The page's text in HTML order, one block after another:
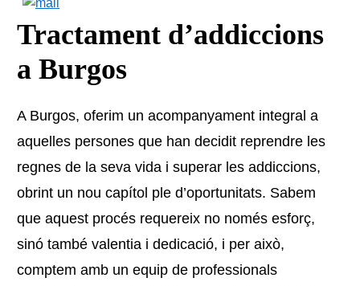
Tractament d’addiccions
a Burgos
A Burgos, oferim un acompanyament integral a
aquelles persones que han decidit reprendre les
regnes de la seva vida i superar les addiccions,
obrint un nou capítol ple d’oportunitats. Sabem
que aquest procés requereix no només esforç,
sinó també valentia i dedicació, i per això,
comptem amb un equip de professionals